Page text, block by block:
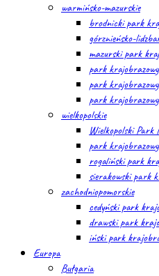
warmińsko-mazurskie
brodnicki park
górznieńsko-
mazurski park
park krajobrazowy
park
park krajobrazowy
wielkopolskie
Wielkopolski Park
park
rogaliński park
sierakowski park
zachodniopomorskie
cedyński park
drawski park
iński park
Europa
Bułgaria